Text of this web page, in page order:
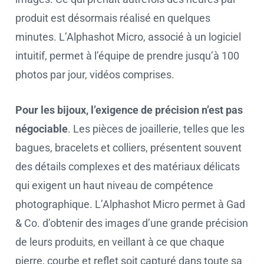
produit est désormais réalisé en quelques
minutes. L’Alphashot Micro, associé à un logiciel
intuitif, permet à l’équipe de prendre jusqu’à 100
photos par jour, vidéos comprises.
Pour les bijoux, l’exigence de précision n’est pas
négociable. Les pièces de joaillerie, telles que les
bagues, bracelets et colliers, présentent souvent
des détails complexes et des matériaux délicats
qui exigent un haut niveau de compétence
photographique. L’Alphashot Micro permet à Gad
& Co. d’obtenir des images d’une grande précision
de leurs produits, en veillant à ce que chaque
pierre, courbe et reflet soit capturé dans toute sa